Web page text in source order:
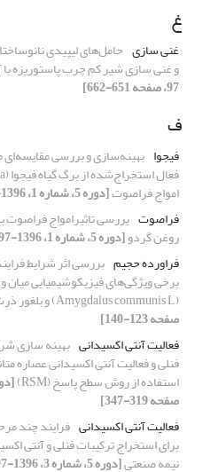
غ
غنی سازی حامل‌های لیپیدی
و غنی سازی شیر کم چرب پاستوریزه
97، صفحه 651-662]
ف
فیجوا بهینه‌سازی و بررسی
امواج فراصوت[دوره 5، شماره 1، 1396-97، صفحه 49-64]
فراصوت بررسی تاثیرامواج
روغن گردو[دوره 5، شماره 1، 1396-97، صفحه 39-47]
فراورده حجیم بررسی اثر شرایط
برخی ویژگی‌های فیزیکوشیمیایی میان
(Amygdalus communis L) و بلغور ذرت
صفحه 123-140]
فعالیت آنتی اکسیدانی بهینه سازی
فنلی و فعالیت آنتی اکسیدانی عصاره
استفاده از روش سطح پاسخ (RSM)
صفحه 319-347]
فعالیت آنتی اکسیدانی فرایند چند
برای استخراج ترکیبات فنلی و آنتی
نیمه صنعتی[دوره 5، شماره 3، 1396-97، صفحه 427-446]